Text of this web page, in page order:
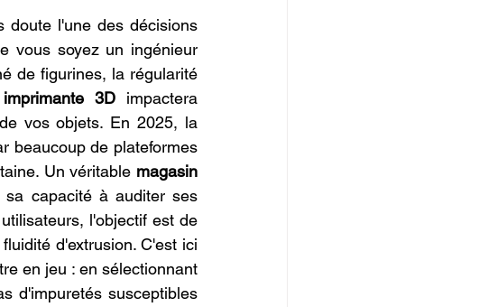
3D QUALIOPI
doute l'une des décisions
vous soyez un ingénieur
de figurines, la régularité
3D impactera
vos objets. En 2025, la
beaucoup de plateformes
Un véritable magasin
capacité à auditer ses
l'objectif est de
d'extrusion. C'est ici
en jeu : en sélectionnant
d'impuretés susceptibles